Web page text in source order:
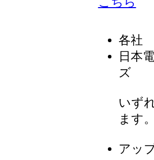
各
日
ズ
いず
ます。
アッ